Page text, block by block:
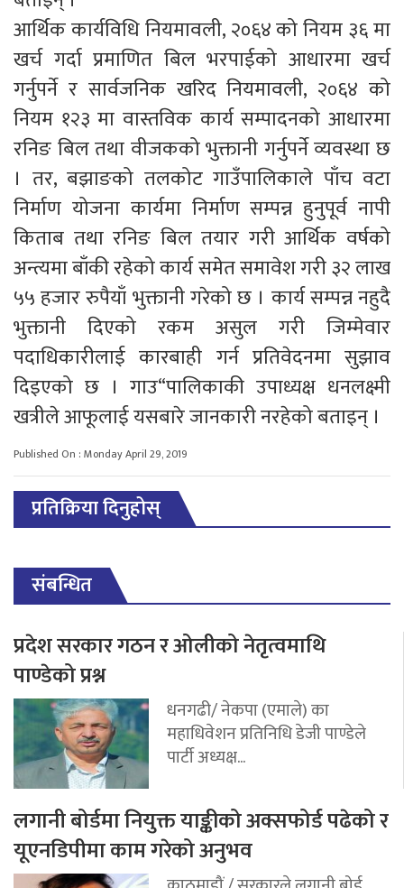
आर्थिक कार्यविधि नियमावली, २०६४ को नियम ३६ मा
खर्च गर्दा प्रमाणित बिल भरपाईको आधारमा खर्च
गर्नुपर्ने र सार्वजनिक खरिद नियमावली, २०६४ को
नियम १२३ मा वास्तविक कार्य सम्पादनको आधारमा
रनिङ बिल तथा वीजकको भुक्तानी गर्नुपर्ने व्यवस्था छ
। तर, बझाङको तलकोट गाउँपालिकाले पाँच वटा
निर्माण योजना कार्यमा निर्माण सम्पन्न हुनुपूर्व नापी
किताब तथा रनिङ बिल तयार गरी आर्थिक वर्षको
अन्त्यमा बाँकी रहेको कार्य समेत समावेश गरी ३२ लाख
५५ हजार रुपैयाँ भुक्तानी गरेको छ । कार्य सम्पन्न नहुदै
भुक्तानी दिएको रकम असुल गरी जिम्मेवार
पदाधिकारीलाई कारबाही गर्न प्रतिवेदनमा सुझाव
दिइएको छ । गाउ“पालिकाकी उपाध्यक्ष धनलक्ष्मी
खत्रीले आफूलाई यसबारे जानकारी नरहेको बताइन् ।
Published On : Monday April 29, 2019
प्रतिक्रिया दिनुहोस्
संबन्धित
प्रदेश सरकार गठन र ओलीको नेतृत्वमाथि
पाण्डेको प्रश्न
धनगढी/ नेकपा (एमाले) का
महाधिवेशन प्रतिनिधि डेजी पाण्डेले
पार्टी अध्यक्ष...
लगानी बोर्डमा नियुक्त याङ्कीको अक्सफोर्ड पढेको र
यूएनडिपीमा काम गरेको अनुभव